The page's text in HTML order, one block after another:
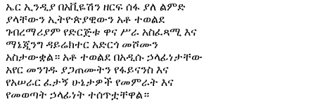
ኤር ኢንዲያ በአቪዬሽን ዘርፍ ሰፋ ያለ ልምድ
ያላቸውን ኢትዮጵያዊውን አቶ ተወልደ
ገብረማሪያም የድርጅቱ ዋና ሥራ አስፈጻሚ እና
ማኔጂንግ ዳይሬክተር አድርጎ መሾሙን
አስታውቋል። አቶ ተወልደ በአዲሱ ኃላፊነታቸው
አየር መንገዱ ያጋጠሙትን የፋይናንስ እና
የአሠራር ፈታኝ ሁኔታዎች የመምራት እና
የመወጣት ኃላፊነት ተሰጥቷቸዋል።